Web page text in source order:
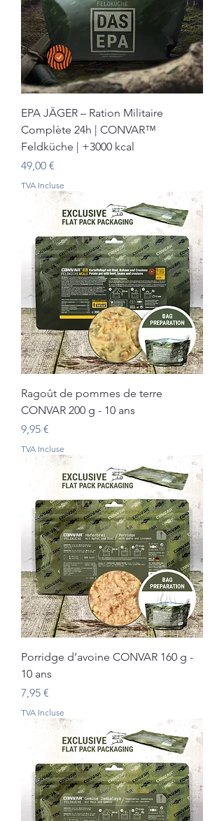
EPA JÄGER – Ration Militaire
Complète 24h | CONVAR™
Feldküche | +3000 kcal
Prix
49,00 €
TVA Incluse
Ragoût de pommes de terre
CONVAR 200 g - 10 ans
Prix
9,95 €
TVA Incluse
Porridge d’avoine CONVAR 160 g -
10 ans
Prix
7,95 €
TVA Incluse